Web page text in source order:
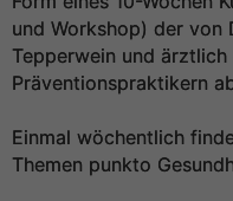
und Workshop) der von
Tepperwein und
Präventionspraktikern
Einmal wöchentlich
Themen punkto